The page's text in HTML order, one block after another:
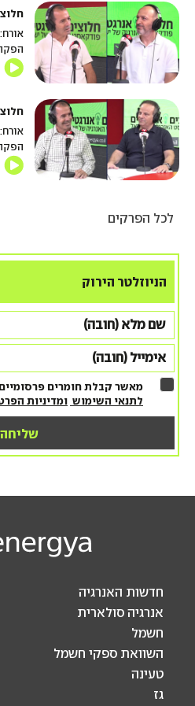
לכל הפרקים
הניוזלטר הירוק
מאשר קבלת חומרים
לתנאי השימוש ומדיניות
חדשות האנרגיה
אנרגיה סולארית
חשמל
השוואת ספקי חשמל
טעינה
גז